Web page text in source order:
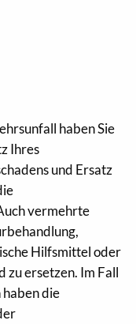
haben Sie
Ihres
und Ersatz
vermehrte
Hilfsmittel oder
zu ersetzen. Im Fall
haben die